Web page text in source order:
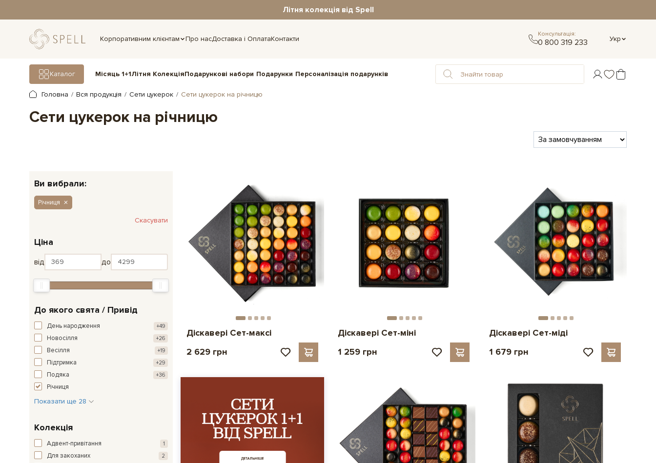
Літня колекція від Spell
Корпоративним клієнтам Про насДоставка і ОплатаКонтакти
Консультація:
0 800 319 233 Укр
Каталог Місяць 1+1Літня КолекціяПодарункові набори Подарунки Персоналізація подарунків
Головна Вся продукція Сети цукерок Сети цукерок на річницю
Сети цукерок на річницю
Ви вибрали:
Річниця
Скасувати
Ціна
від до
До якого свята / Привід
День народження +49
Новосілля +26
Весілля +19
Підтримка +29
Подяка +36
Річниця
Показати ще 28
Колекція
Адвент-привітання 1
Для закоханих 2
Діскавері Сет-максі
2 629 грн
Діскавері Сет-міні
1 259 грн
Діскавері Сет-міді
1 679 грн